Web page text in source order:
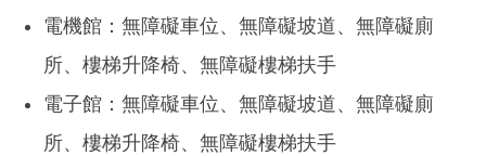
電機館：無障礙車位、無障礙坡道、無障礙廁
所、樓梯升降椅、無障礙樓梯扶手
電子館：無障礙車位、無障礙坡道、無障礙廁
所、樓梯升降椅、無障礙樓梯扶手